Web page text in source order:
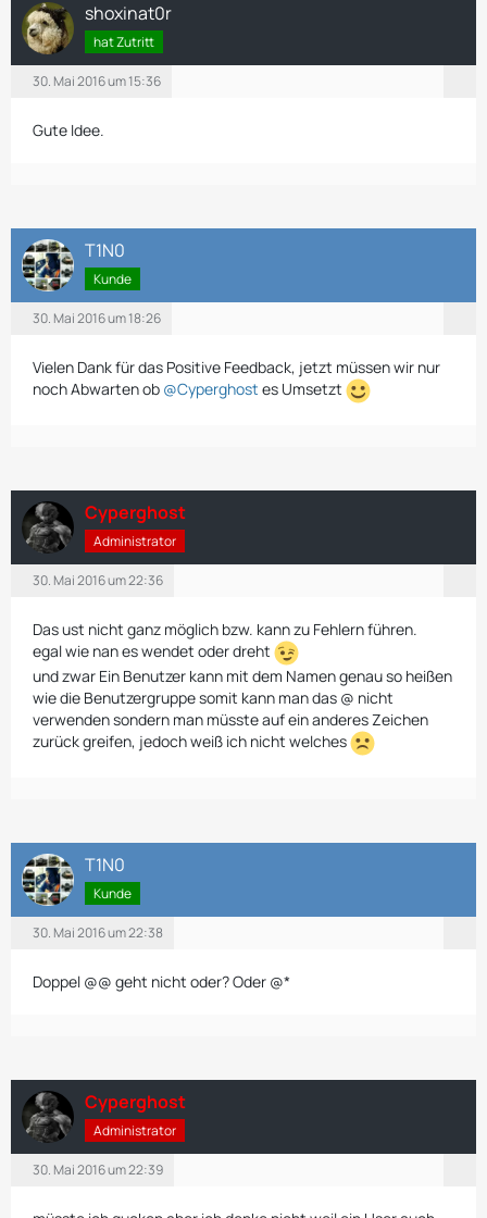
shoxinat0r
hat Zutritt
30. Mai 2016 um 15:36
Gute Idee.
T1N0
Kunde
30. Mai 2016 um 18:26
Vielen Dank für das Positive Feedback, jetzt müssen wir nur
noch Abwarten ob @Cyperghost es Umsetzt
Cyperghost
Administrator
30. Mai 2016 um 22:36
Das ust nicht ganz möglich bzw. kann zu Fehlern führen.
egal wie nan es wendet oder dreht
und zwar Ein Benutzer kann mit dem Namen genau so heißen
wie die Benutzergruppe somit kann man das @ nicht
verwenden sondern man müsste auf ein anderes Zeichen
zurück greifen, jedoch weiß ich nicht welches
T1N0
Kunde
30. Mai 2016 um 22:38
Doppel @@ geht nicht oder? Oder @*
Cyperghost
Administrator
30. Mai 2016 um 22:39